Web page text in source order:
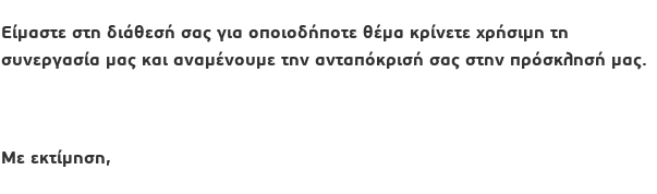
Είμαστε στη διάθεσή σας για οποιοδήποτε θέμα κρίνετε χρήσιμη τη
συνεργασία μας και αναμένουμε την ανταπόκρισή σας στην πρόσκλησή μας.
Με εκτίμηση,